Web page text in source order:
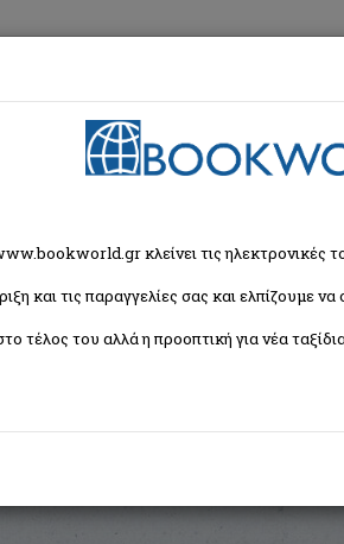
κλείνει τις ηλεκτρονικές
και τις παραγγελίες σας και ελπίζουμε
τέλος του αλλά η προοπτική για νέα